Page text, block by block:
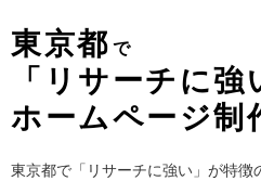
東京都 で
「リサーチに
ホームページ制
東京都で「リサーチに強い」が特